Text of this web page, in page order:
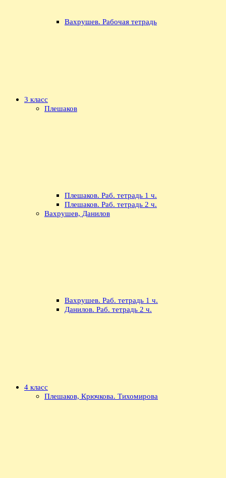
Вахрушев. Рабочая тетрадь
3 класс
Плешаков
Плешаков. Раб. тетрадь 1 ч.
Плешаков. Раб. тетрадь 2 ч.
Вахрушев, Данилов
Вахрушев. Раб. тетрадь 1 ч.
Данилов. Раб. тетрадь 2 ч.
4 класс
Плешаков, Крючкова. Тихомирова